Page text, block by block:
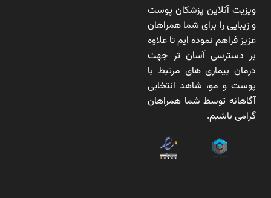
ویزیت آنلاین پزشکان پوست
و زیبایی را برای شما همراهان
عزیز فراهم نموده ایم تا علاوه
بر دسترسی آسان تر جهت
درمان بیماری های مرتبط با
پوست و مو، شاهد انتخابی
آگاهانه توسط شما همراهان
گرامی باشیم.